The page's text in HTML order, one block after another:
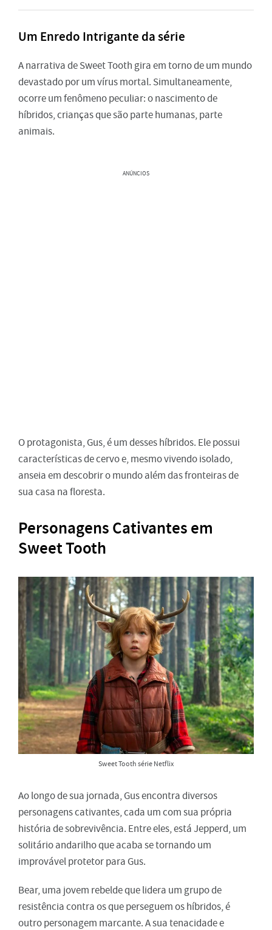
Um Enredo Intrigante da série
A narrativa de Sweet Tooth gira em torno de um mundo
devastado por um vírus mortal. Simultaneamente,
ocorre um fenômeno peculiar: o nascimento de
híbridos, crianças que são parte humanas, parte
animais.
ANÚNCIOS
O protagonista, Gus, é um desses híbridos. Ele possui
características de cervo e, mesmo vivendo isolado,
anseia em descobrir o mundo além das fronteiras de
sua casa na floresta.
Personagens Cativantes em
Sweet Tooth
Sweet Tooth série Netflix
Ao longo de sua jornada, Gus encontra diversos
personagens cativantes, cada um com sua própria
história de sobrevivência. Entre eles, está Jepperd, um
solitário andarilho que acaba se tornando um
improvável protetor para Gus.
Bear, uma jovem rebelde que lidera um grupo de
resistência contra os que perseguem os híbridos, é
outro personagem marcante. A sua tenacidade e